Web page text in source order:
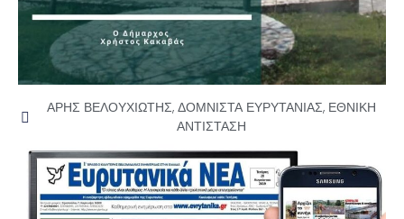
ΑΡΗΣ ΒΕΛΟΥΧΙΩΤΗΣ, ΔΟΜΝΙΣΤΑ ΕΥΡΥΤΑΝΙΑΣ, ΕΘΝΙΚΗ
ΑΝΤΙΣΤΑΣΗ